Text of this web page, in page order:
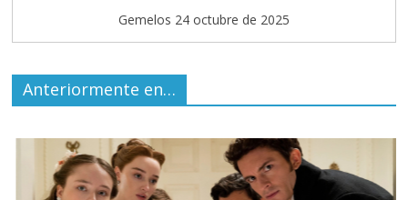
Gemelos 24 octubre de 2025
Anteriormente en…